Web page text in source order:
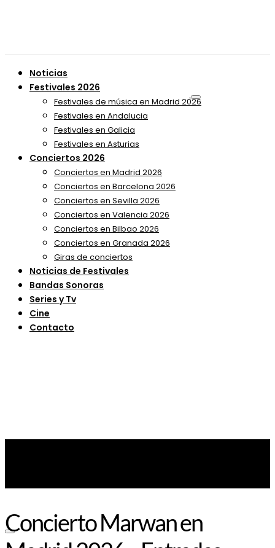
Noticias
Festivales 2026
Festivales de música en Madrid 2026
Festivales en Andalucia
Festivales en Galicia
Festivales en Asturias
Conciertos 2026
Conciertos en Madrid 2026
Conciertos en Barcelona 2026
Conciertos en Sevilla 2026
Conciertos en Valencia 2026
Conciertos en Bilbao 2026
Conciertos en Granada 2026
Giras de conciertos
Noticias de Festivales
Bandas Sonoras
Series y Tv
Cine
Contacto
Concierto Marwan en